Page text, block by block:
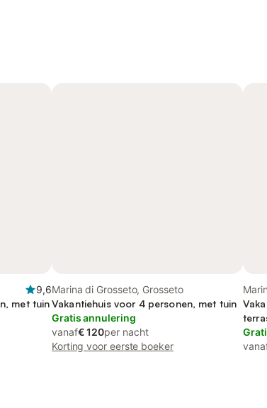
9,6
met tuin
Marina di Grosseto, Grosseto
Vakantiehuis voor 4 personen, met tuin
Gratis annulering
vanaf€ 120per nacht
Korting voor eerste boeker